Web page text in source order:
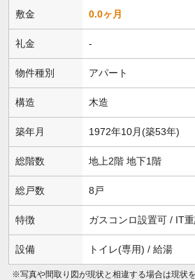
敷金 0.0ヶ月
礼金 -
物件種別 アパート
構造 木造
築年月 1972年10月(築53年)
総階数 地上2階 地下1階
総戸数 8戸
特徴 ガスコンロ設置可 / IT重
設備 トイレ(専用) / 給湯
※写真や間取り図が現状と相違する場合は現状